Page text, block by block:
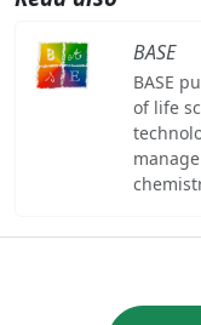
BASE
BASE
of life